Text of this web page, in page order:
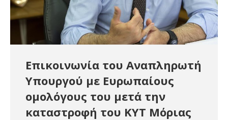
Επικοινωνία του Αναπληρωτή
Υπουργού με Ευρωπαίους
ομολόγους του μετά την
καταστροφή του ΚΥΤ Μόριας